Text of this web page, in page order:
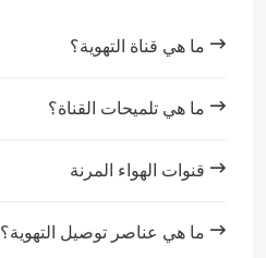
ما هي قناة التهوية؟
ما هي تلميحات القناة؟
قنوات الهواء المرنة
ما هي عناصر توصيل التهوية؟